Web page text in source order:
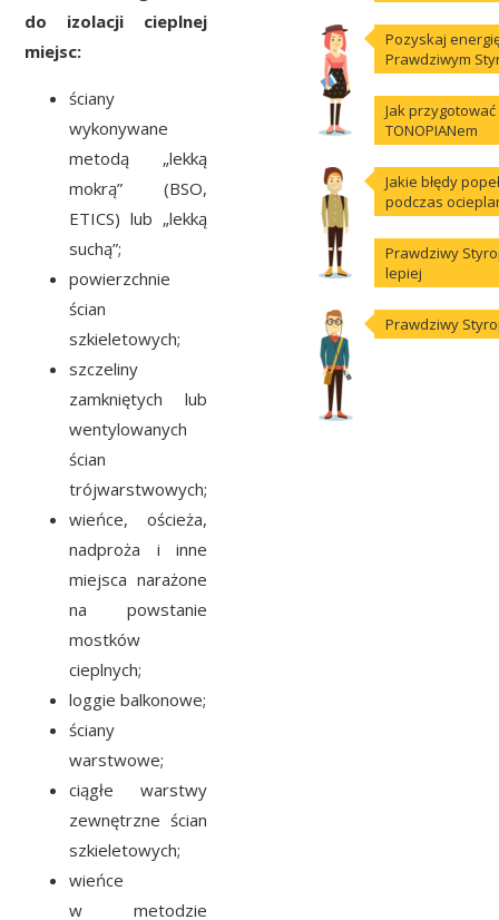
do izolacji cieplnej
miejsc:
ściany
wykonywane
metodą „lekką
mokrą” (BSO,
ETICS) lub „lekką
suchą”;
powierzchnie
ścian
szkieletowych;
szczeliny
zamkniętych lub
wentylowanych
ścian
trójwarstwowych;
wieńce, ościeża,
nadproża i inne
miejsca narażone
na powstanie
mostków
cieplnych;
loggie balkonowe;
ściany
warstwowe;
ciągłe warstwy
zewnętrzne ścian
szkieletowych;
wieńce
w metodzie
Pozyskaj
Prawdziwym
Jak
TONOPIANem
Jakie błędy
podczas
Prawdziwy
lepiej
Prawdziwy